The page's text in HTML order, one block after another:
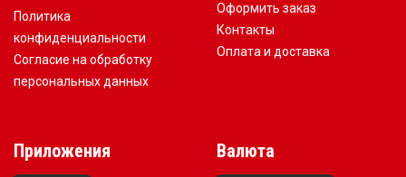
Политика
конфиденциальности
Согласие на обработку
персональных данных
Оформить заказ
Контакты
Оплата и доставка
Приложения Валюта